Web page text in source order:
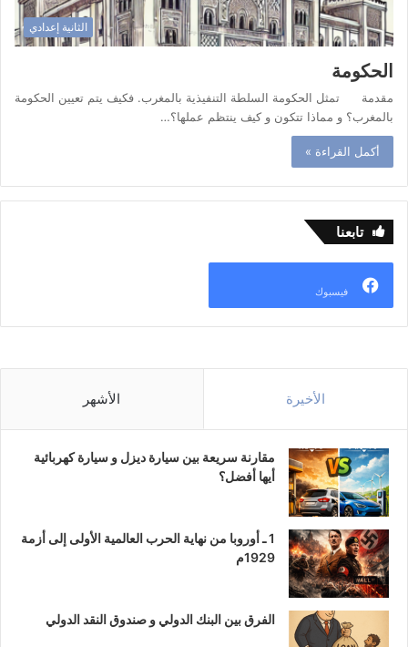
الثانية إعدادي
الحكومة
مقدمة تمثل الحكومة السلطة التنفيذية بالمغرب. فكيف يتم تعيين الحكومة
بالمغرب؟ و مماذا تتكون و كيف ينتظم عملها؟…
أكمل القراءة »
تابعنا
فيسبوك
الأخيرة الأشهر
مقارنة سريعة بين سيارة ديزل و سيارة كهربائية
أيها أفضل؟
1 ـ أوروبا من نهاية الحرب العالمية الأولى إلى أزمة
1929م
الفرق بين البنك الدولي و صندوق النقد الدولي